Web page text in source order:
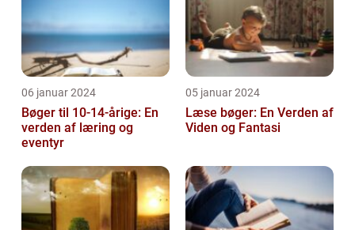
06 januar 2024
Bøger til 10-14-årige: En
verden af læring og
eventyr
05 januar 2024
Læse bøger: En Verden af
Viden og Fantasi